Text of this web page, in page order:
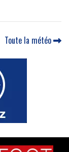
Toute la météo